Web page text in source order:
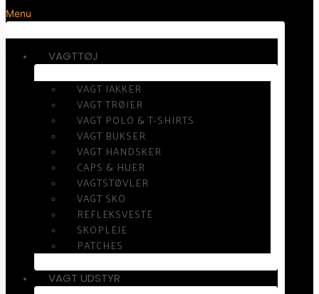
Menu
VAGTTØJ
VAGT JAKKER
VAGT TRØJER
VAGT POLO & T-SHIRTS
VAGT BUKSER
VAGT HANDSKER
CAPS & HUER
VAGTSTØVLER
VAGT SKO
REFLEKSVESTE
SKOPLEJE
PATCHES
VAGT UDSTYR